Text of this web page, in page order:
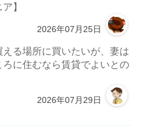
】
2026年07月25日
える場所に買いたいが、妻は
に住むなら賃貸でよいとの
2026年07月29日